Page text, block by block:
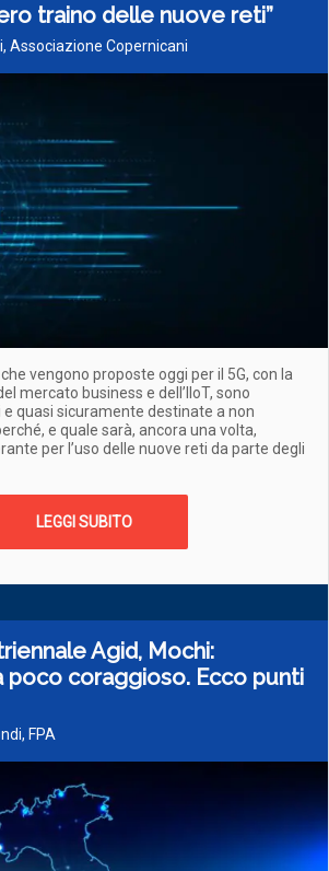
traino delle nuove reti”
Associazione Copernicani
che vengono proposte oggi per il 5G, con la
mercato business e dell’IIoT, sono
quasi sicuramente destinate a non
e quale sarà, ancora una volta,
per l’uso delle nuove reti da parte degli
LEGGI SUBITO
Agid, Mochi:
poco coraggioso. Ecco punti
FPA